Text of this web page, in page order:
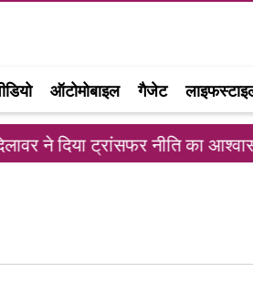
ऑटोमोबाइल गैजेट
ने दिया ट्रांसफर नीति का आश्वासन